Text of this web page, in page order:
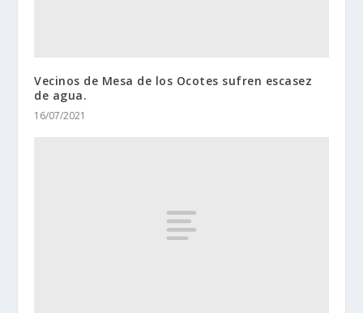
Vecinos de Mesa de los Ocotes sufren escasez
de agua.
16/07/2021